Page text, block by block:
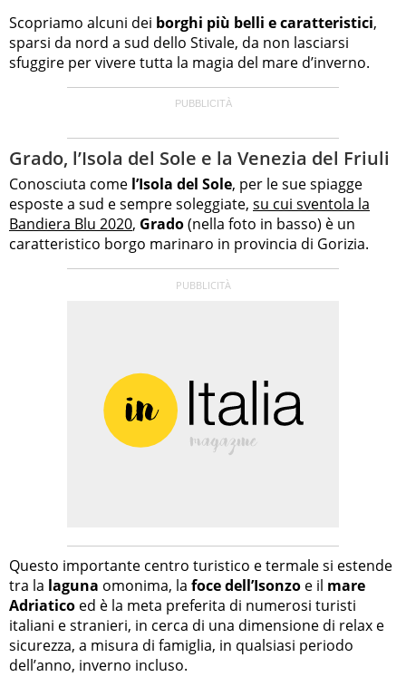
Scopriamo alcuni dei borghi più belli e caratteristici,
sparsi da nord a sud dello Stivale, da non lasciarsi
sfuggire per vivere tutta la magia del mare d’inverno.
Grado, l’Isola del Sole e la Venezia del Friuli
Conosciuta come l’Isola del Sole, per le sue spiagge
esposte a sud e sempre soleggiate, su cui sventola la
Bandiera Blu 2020, Grado(nella foto in basso) è un
caratteristico borgo marinaro in provincia di Gorizia.
Questo importante centro turistico e termale si estende
tra la laguna omonima, la foce dell’Isonzo e il mare
Adriatico ed è la meta preferita di numerosi turisti
italiani e stranieri, in cerca di una dimensione di relax e
sicurezza, a misura di famiglia, in qualsiasi periodo
dell’anno, inverno incluso.